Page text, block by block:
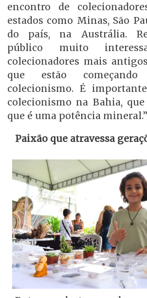
encontro de
estados como Minas, São
do país, na Austrália.
público muito
colecionadores mais
que estão
colecionismo. É
colecionismo na Bahia,
que é uma potência mineral.”
Paixão que atravessa